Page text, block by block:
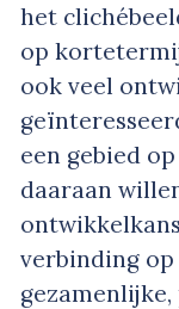
het
op
ook veel
een gebied
daaraan
verbinding op